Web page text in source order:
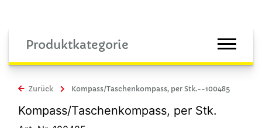
Produktkategorie
Zurück Kompass/Taschenkompass, per Stk.--100485
Kompass/Taschenkompass, per Stk.